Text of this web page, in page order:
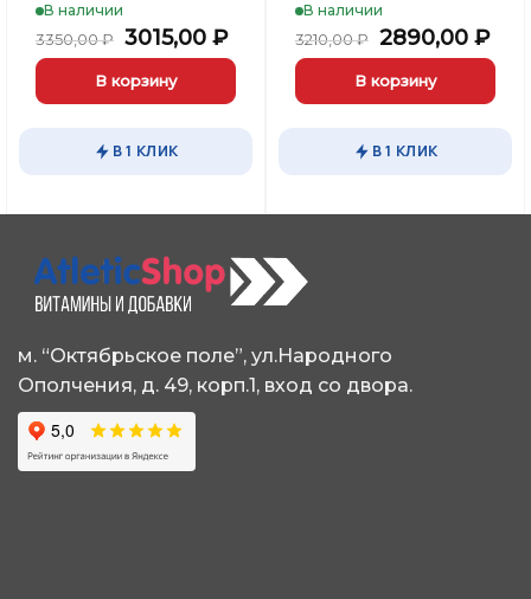
В наличии
3350,00₽ Первоначальная
цена
составляла
3350,00 ₽.
3015,00 ₽Текущая
цена:
В корзину
В 1 КЛИК
В наличии
3210,00₽
цена
составляла
3210,00 ₽.
2890,00 ₽
В корзину
В 1 КЛИК
м. “Октябрьское поле”, ул.Народного
Ополчения, д. 49, корп.1, вход со двора.